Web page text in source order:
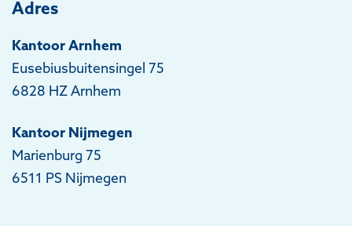
Adres
Kantoor Arnhem
Eusebiusbuitensingel 75
6828 HZ Arnhem
Kantoor Nijmegen
Marienburg 75
6511 PS Nijmegen